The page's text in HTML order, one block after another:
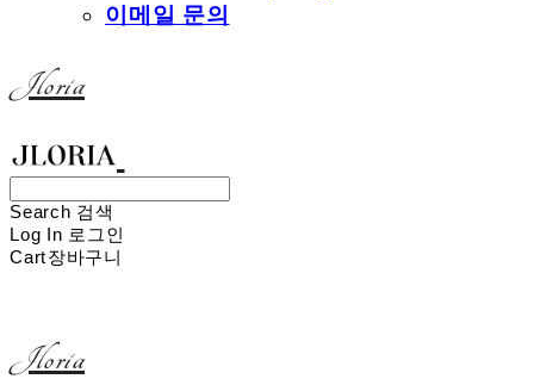
이메일 문의
Jloria
Search 검색
Log In 로그인
Cart장바구니
Jloria